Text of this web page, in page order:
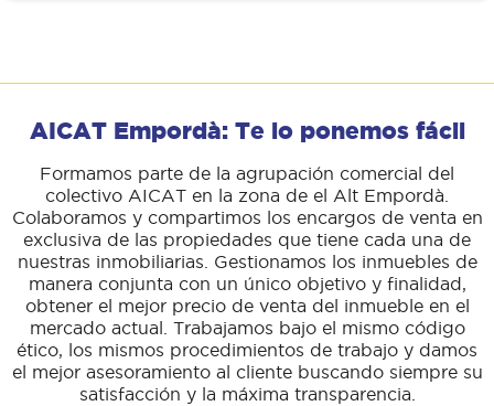
AICAT Empordà: Te lo ponemos fácil
Formamos parte de la agrupación comercial del
colectivo AICAT en la zona de el Alt Empordà.
Colaboramos y compartimos los encargos de venta en
exclusiva de las propiedades que tiene cada una de
nuestras inmobiliarias. Gestionamos los inmuebles de
manera conjunta con un único objetivo y finalidad,
obtener el mejor precio de venta del inmueble en el
mercado actual. Trabajamos bajo el mismo código
ético, los mismos procedimientos de trabajo y damos
el mejor asesoramiento al cliente buscando siempre su
satisfacción y la máxima transparencia.